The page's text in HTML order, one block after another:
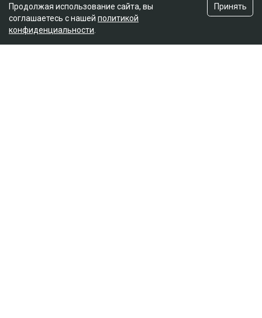
Продолжая использование сайта, вы
соглашаетесь с нашей политикой
конфиденциальности
Принять